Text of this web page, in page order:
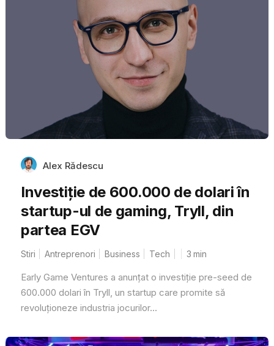
Alex Rădescu
Investiție de 600.000 de dolari în
startup-ul de gaming, Tryll, din
partea EGV
Stiri Antreprenori Business Tech 3 min
Early Game Ventures a anunțat o investiție pre-seed de
600.000 dolari în Tryll, un startup care promite să
revoluționeze industria jocurilor...